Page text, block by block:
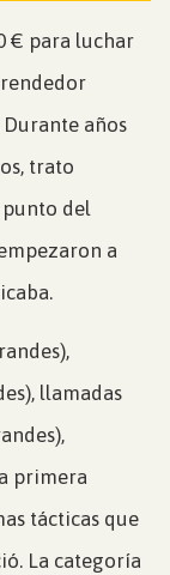
€ para luchar
Durante años
trato
punto del
a
llamadas
primera
tácticas que
La categoría